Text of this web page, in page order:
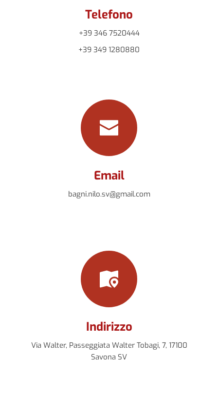
Telefono
+39 346 7520444
+39 349 1280880
Email
bagni.nilo.sv@gmail.com
Indirizzo
Via Walter, Passeggiata Walter Tobagi, 7, 17100
Savona SV